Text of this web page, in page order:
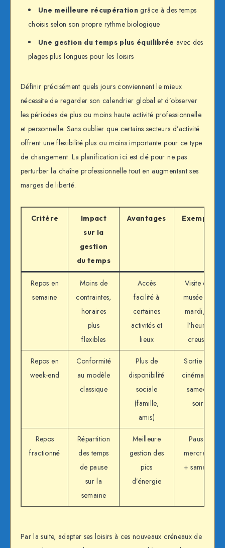
Une meilleure récupération grâce à des temps
choisis selon son propre rythme biologique
Une gestion du temps plus équilibrée avec des
plages plus longues pour les loisirs
Définir précisément quels jours conviennent le mieux
nécessite de regarder son calendrier global et d’observer
les périodes de plus ou moins haute activité professionnelle
et personnelle. Sans oublier que certains secteurs d’activité
offrent une flexibilité plus ou moins importante pour ce type
de changement. La planification ici est clé pour ne pas
perturber la chaîne professionnelle tout en augmentant ses
marges de liberté.
Critère
Impact
sur la
gestion
du temps
Avantages Exemple
Repos en
semaine
Moins de
contraintes,
horaires
plus
flexibles
Accès
facilité à
certaines
activités et
lieux
Visite de
musée un
mardi, à
l’heure
creuse
Repos en
week-end
Conformité
au modèle
classique
Plus de
disponibilité
sociale
(famille,
amis)
Sortie au
cinéma un
samedi
soir
Repos
fractionné
Répartition
des temps
de pause
sur la
semaine
Meilleure
gestion des
pics
d’énergie
Pause
mercredi
+ samedi
Par la suite, adapter ses loisirs à ces nouveaux créneaux de